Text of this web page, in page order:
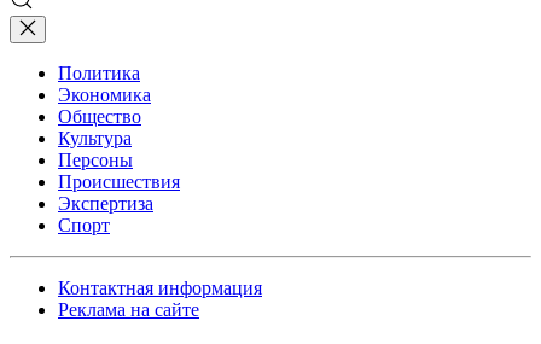
Политика
Экономика
Общество
Культура
Персоны
Происшествия
Экспертиза
Спорт
Контактная информация
Реклама на сайте